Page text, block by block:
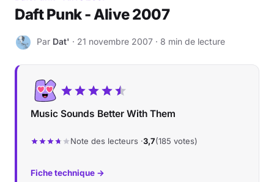
Daft Punk - Alive 2007
D Par Dat' · 21 novembre 2007 · 8 min de lecture
Music Sounds Better With Them
Note des lecteurs ·3,7(185 votes)
Fiche technique →